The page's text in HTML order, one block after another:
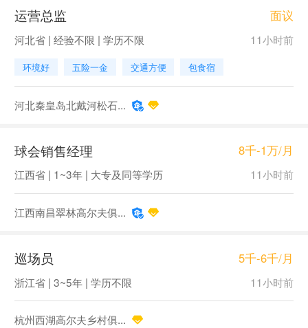
运营总监 面议
河北省 | 经验不限 | 学历不限 11小时前
环境好 五险一金 交通方便 包食宿
河北秦皇岛北戴河松石...
球会销售经理 8千-1万/月
江西省 | 1~3年 | 大专及同等学历 11小时前
江西南昌翠林高尔夫俱...
巡场员 5千-6千/月
浙江省 | 3~5年 | 学历不限 11小时前
杭州西湖高尔夫乡村俱...